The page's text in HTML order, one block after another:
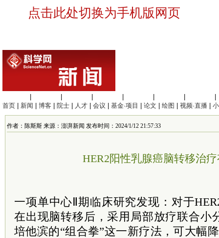
点击此处切换为手机版网页
首页
新闻 博客 院士 人才 会议 基金·项目 论文 绘图 视频·直播
作者：陈斯斯 来源：澎湃新闻 发布时间：2024/1/12 21:57:33
HER2阳性乳腺癌脑转移治
一项单中心Ⅱ期临床研究发现：对于
在出现脑转移后，采用局部放疗联合小
培他滨的“组合拳”这一新疗法，可大幅